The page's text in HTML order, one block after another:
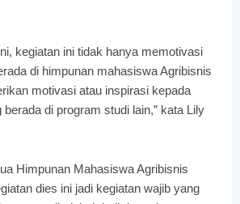
kegiatan ini tidak hanya memotivasi
di himpunan mahasiswa Agribisnis
motivasi atau inspirasi kepada
di program studi lain,” kata Lily
Himpunan Mahasiswa Agribisnis
dies ini jadi kegiatan wajib yang